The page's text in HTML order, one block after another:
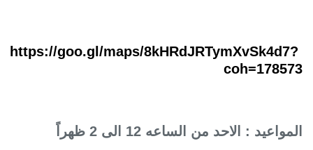
https://goo.gl/maps/8kHRdJRTymXvSk4d7?
: الاحد من الساعه 12 الى 2 ظهراً